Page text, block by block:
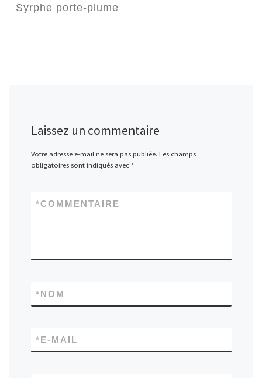
Syrphe porte-plume
Laissez un commentaire
Votre adresse e-mail ne sera pas publiée. Les champs
obligatoires sont indiqués avec *
COMMENTAIRE
*
NOM
*
E-MAIL
*